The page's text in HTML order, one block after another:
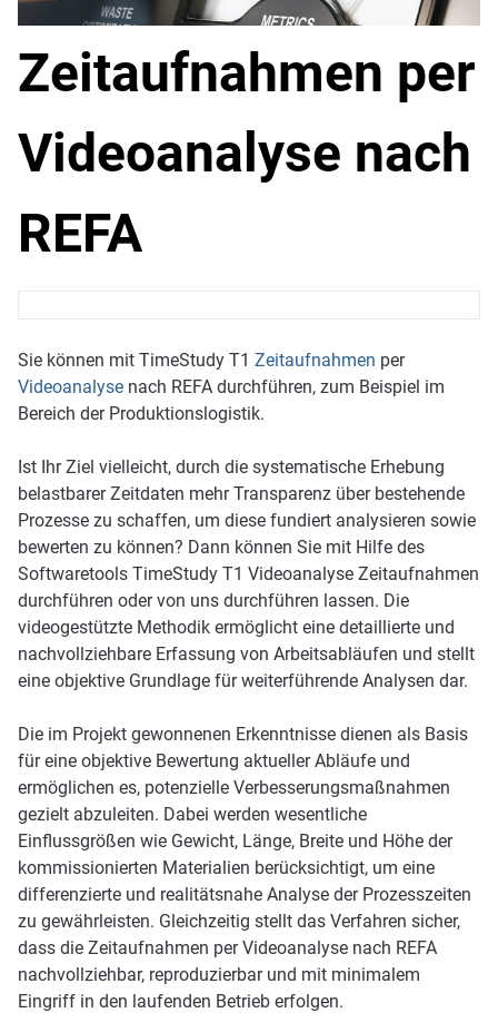
Zeitaufnahmen per
Videoanalyse nach
REFA
Sie können mit TimeStudy T1 Zeitaufnahmen per
Videoanalysenach REFA durchführen, zum Beispiel im
Bereich der Produktionslogistik.
Ist Ihr Ziel vielleicht, durch die systematische Erhebung
belastbarer Zeitdaten mehr Transparenz über bestehende
Prozesse zu schaffen, um diese fundiert analysieren sowie
bewerten zu können? Dann können Sie mit Hilfe des
Softwaretools TimeStudy T1 Videoanalyse Zeitaufnahmen
durchführen oder von uns durchführen lassen. Die
videogestützte Methodik ermöglicht eine detaillierte und
nachvollziehbare Erfassung von Arbeitsabläufen und stellt
eine objektive Grundlage für weiterführende Analysen dar.
Die im Projekt gewonnenen Erkenntnisse dienen als Basis
für eine objektive Bewertung aktueller Abläufe und
ermöglichen es, potenzielle Verbesserungsmaßnahmen
gezielt abzuleiten. Dabei werden wesentliche
Einflussgrößen wie Gewicht, Länge, Breite und Höhe der
kommissionierten Materialien berücksichtigt, um eine
differenzierte und realitätsnahe Analyse der Prozesszeiten
zu gewährleisten. Gleichzeitig stellt das Verfahren sicher,
dass die Zeitaufnahmen per Videoanalyse nach REFA
nachvollziehbar, reproduzierbar und mit minimalem
Eingriff in den laufenden Betrieb erfolgen.